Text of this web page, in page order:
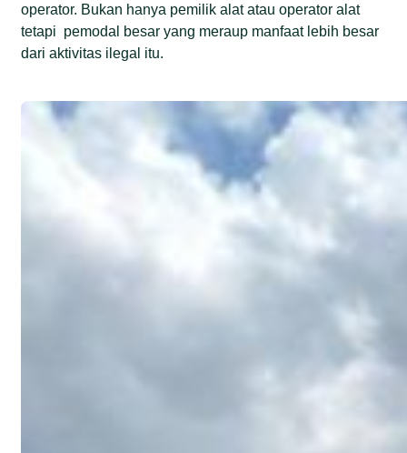
operator. Bukan hanya pemilik alat atau operator alat
tetapi pemodal besar yang meraup manfaat lebih besar
dari aktivitas ilegal itu.